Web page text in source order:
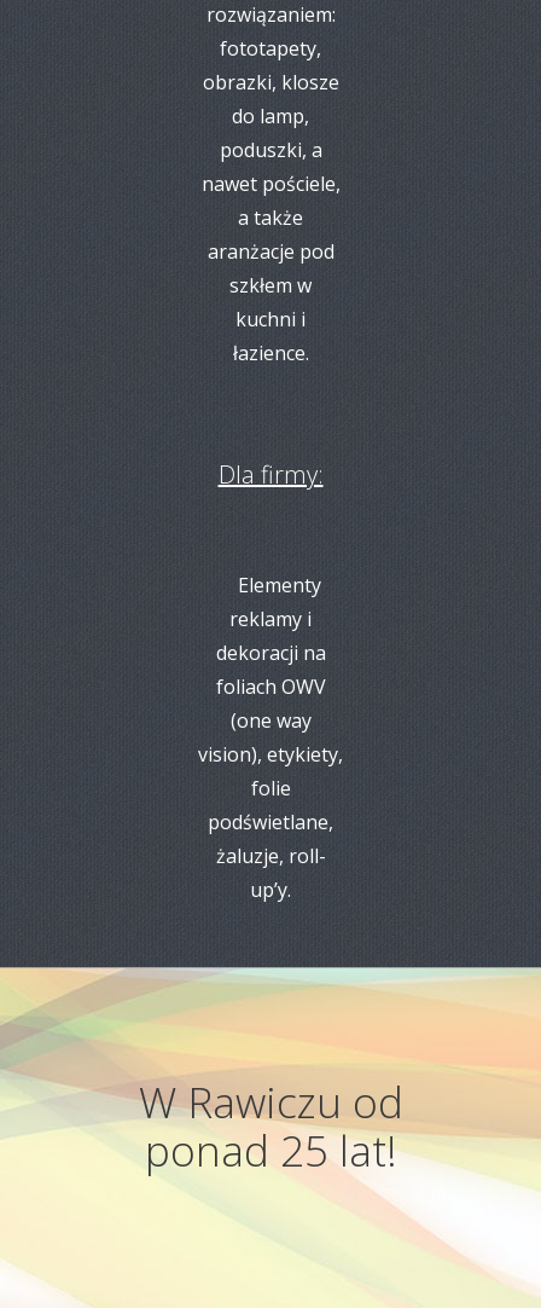
rozwiązaniem:
fototapety,
obrazki, klosze
do lamp,
poduszki, a
nawet pościele,
a także
aranżacje pod
szkłem w
kuchni i
łazience.
Dla firmy:
Elementy
reklamy i
dekoracji na
foliach OWV
(one way
vision), etykiety,
folie
podświetlane,
żaluzje, roll-
up’y.
W Rawiczu od
ponad 25 lat!